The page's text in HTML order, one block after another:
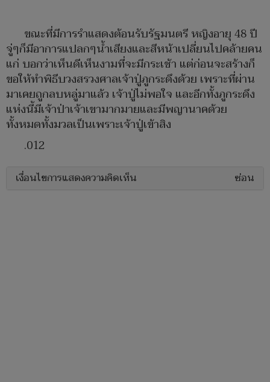
ขณะที่มีการรำแสดงต้อนรับรัฐมนตรี หญิงอายุ 48 ปี
จู่ๆก็มีอาการแปลกๆน้ำเสียงและสีหน้าเปลี่ยนไปคล้ายคน
แก่ บอกว่าเห็นดีเห็นงามที่จะมีกระเช้า แต่ก่อนจะสร้างก็
ขอให้ทำพิธีบวงสรวงศาลเจ้าปู่ภูกระดึงด้วย เพราะที่ผ่าน
มาเคยถูกลบหลู่มาแล้ว เจ้าปู่ไม่พอใจ และอีกทั้งภูกระดึง
แห่งนี้มีเจ้าป่าเจ้าเขามากมายและมีพญานาคด้วย
ทั้งหมดทั้งมวลเป็นเพราะเจ้าปู่เข้าสิง
.012
เงื่อนไขการแสดงความคิดเห็น ซ่อน